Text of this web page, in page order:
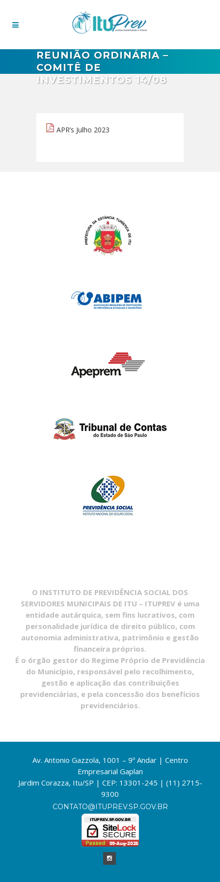
REUNIÃO ORDINÁRIA –
COMITÊ DE
INVESTIMENTOS 14/08
APR’s Julho 2023
O INSTITUTO DE PREVIDÊNCIA SOCIAL DOS
SERVIDORES MUNICIPAIS DE ITU – ITUPREV é uma
entidade autárquica, sem fins lucrativos, com
personalidade jurídica de direito público, com
autonomia administrativa, patrimônio e gestão
financeira próprios.
É o órgão gestor do Regime Próprio de Previdência
do Município, responsável pelo recolhimento,
gestão e aplicação das contribuições
previdenciárias, e pela concessão dos benefícios
previdenciários.
Av. Antonio Gazzola, 1001 – 9º Andar | Centro
Empresarial Gaplan
Jardim Corazza, Itu/SP | CEP: 13301-245 | (11) 2715-
9300
CONTATO@ITUPREV.SP.GOV.BR